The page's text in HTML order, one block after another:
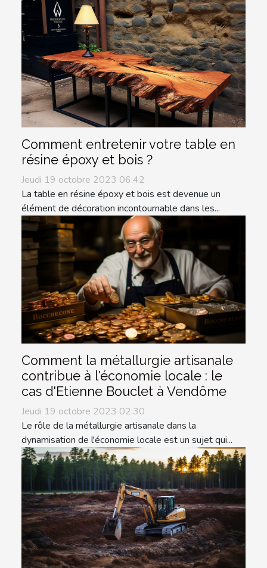
Comment entretenir votre table en
résine époxy et bois ?
Jeudi 19 octobre 2023 06:42
La table en résine époxy et bois est devenue un
élément de décoration incontournable dans les...
Comment la métallurgie artisanale
contribue à l'économie locale : le
cas d'Etienne Bouclet à Vendôme
Jeudi 19 octobre 2023 02:30
Le rôle de la métallurgie artisanale dans la
dynamisation de l'économie locale est un sujet qui...